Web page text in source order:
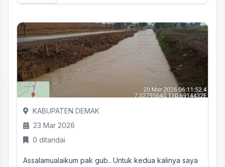
KABUPATEN DEMAK
23 Mar 2026
0 ditandai
Assalamualaikum pak gub.. Untuk kedua kalinya saya